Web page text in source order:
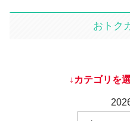
おトク
↓カテゴリを